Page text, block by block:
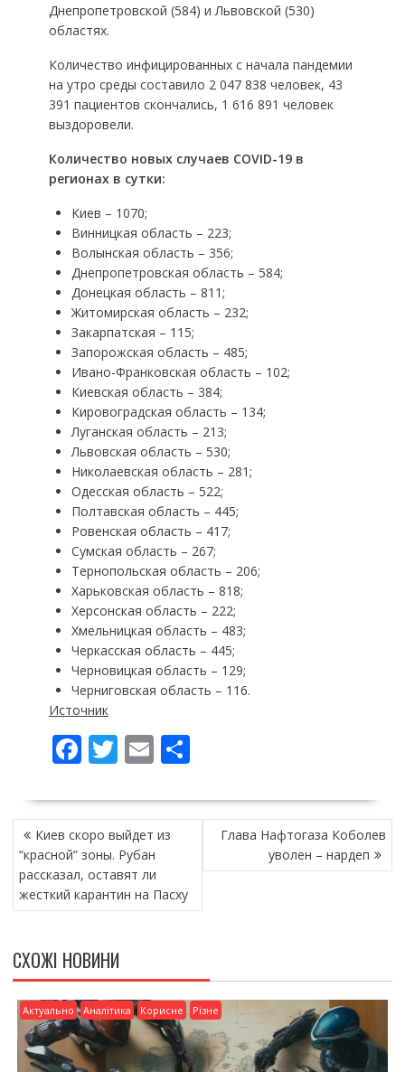
Днепропетровской (584) и Львовской (530)
областях.
Количество инфицированных с начала пандемии
на утро среды составило 2 047 838 человек, 43
391 пациентов скончались, 1 616 891 человек
выздоровели.
Количество новых случаев COVID-19 в
регионах в сутки:
Киев – 1070;
Винницкая область – 223;
Волынская область – 356;
Днепропетровская область – 584;
Донецкая область – 811;
Житомирская область – 232;
Закарпатская – 115;
Запорожская область – 485;
Ивано-Франковская область – 102;
Киевская область – 384;
Кировоградская область – 134;
Луганская область – 213;
Львовская область – 530;
Николаевская область – 281;
Одесская область – 522;
Полтавская область – 445;
Ровенская область – 417;
Сумская область – 267;
Тернопольская область – 206;
Харьковская область – 818;
Херсонская область – 222;
Хмельницкая область – 483;
Черкасская область – 445;
Черновицкая область – 129;
Черниговская область – 116.
Источник
F
e
b
o
o
k
T
itt
er
E
ai
l
П
ді
и
и
НАВІГАЦІЯ
ЗАПИСІВ
Киев скоро выйдет из
“красной” зоны. Рубан
рассказал, оставят ли
жесткий карантин на Пасху
Глава Нафтогаза Коболев
уволен – нардеп
СХОЖІ НОВИНИ
Актуально Аналітика Корисне Різне